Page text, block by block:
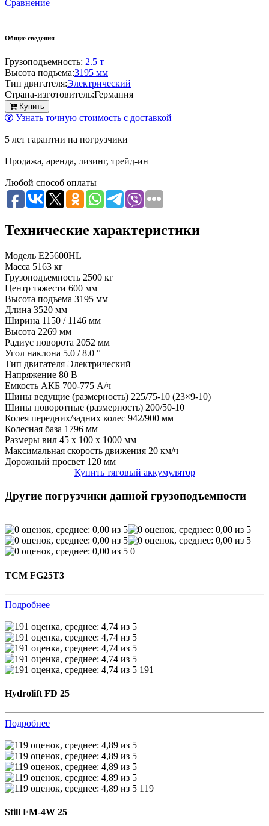
Сравнение
Общие сведения
Грузоподъемность: 2.5 т
Высота подъема:3195 мм
Тип двигателя:Электрический
Страна-изготовитель:Германия
Купить
Узнать точную стоимость с доставкой
5 лет гарантии на погрузчики
Продажа, аренда, лизинг, трейд-ин
Любой способ оплаты
Технические характеристики
Модель E25600HL
Масса 5163 кг
Грузоподъемность 2500 кг
Центр тяжести 600 мм
Высота подъема 3195 мм
Длина 3520 мм
Ширина 1150 / 1146 мм
Высота 2269 мм
Радиус поворота 2052 мм
Угол наклона 5.0 / 8.0 °
Тип двигателя Электрический
Напряжение 80 В
Емкость АКБ 700-775 А/ч
Шины ведущие (размерность) 225/75-10 (23×9-10)
Шины поворотные (размерность) 200/50-10
Колея передних/задних колес 942/900 мм
Колесная база 1796 мм
Размеры вил 45 x 100 x 1000 мм
Максимальная скорость движения 20 км/ч
Дорожный просвет 120 мм
Купить тяговый аккумулятор
Другие погрузчики данной грузоподъемности
0
TCM FG25T3
Подробнее
191
Hydrolift FD 25
Подробнее
119
Still FM-4W 25